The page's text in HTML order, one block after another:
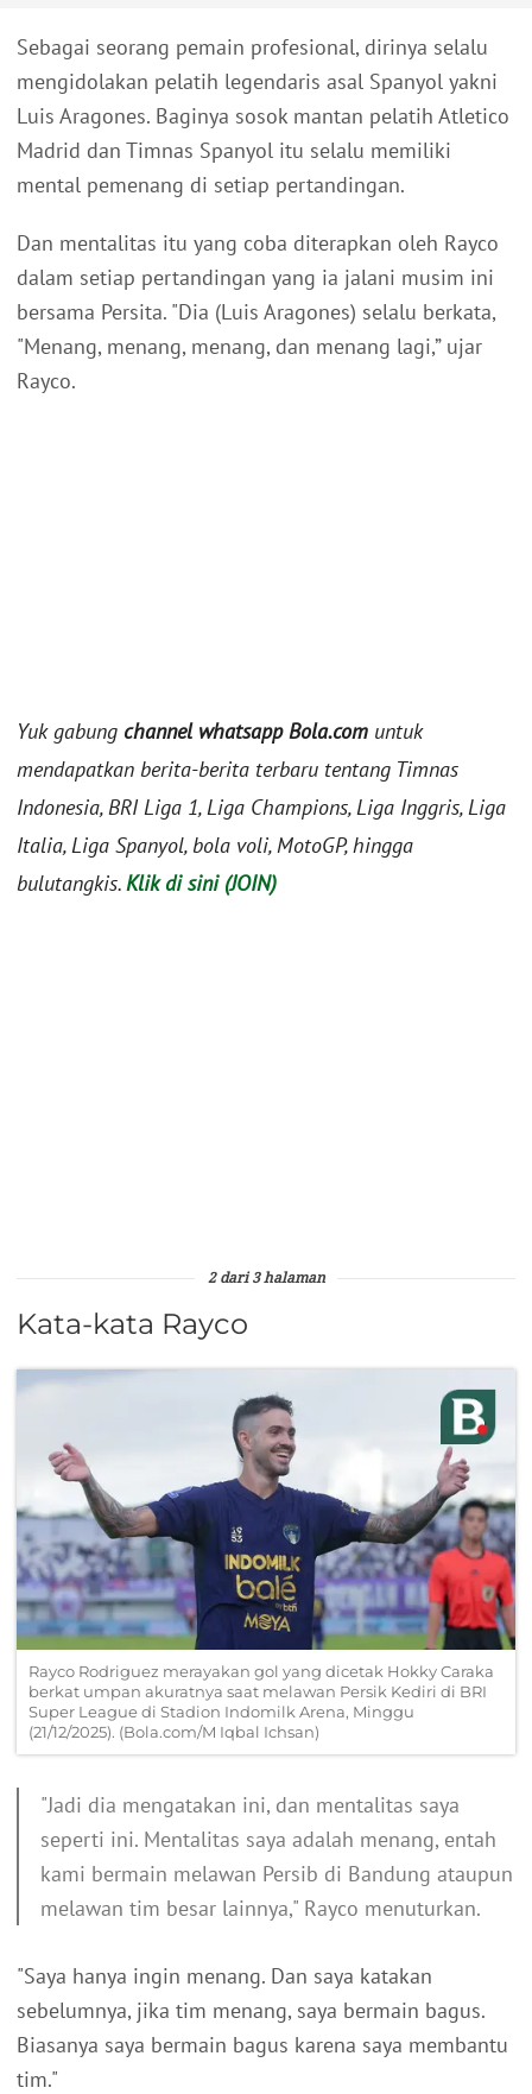
Sebagai seorang pemain profesional, dirinya selalu
mengidolakan pelatih legendaris asal Spanyol yakni
Luis Aragones. Baginya sosok mantan pelatih Atletico
Madrid dan Timnas Spanyol itu selalu memiliki
mental pemenang di setiap pertandingan.
Dan mentalitas itu yang coba diterapkan oleh Rayco
dalam setiap pertandingan yang ia jalani musim ini
bersama Persita. "Dia (Luis Aragones) selalu berkata,
"Menang, menang, menang, dan menang lagi,” ujar
Rayco.
Yuk gabung channel whatsapp Bola.com untuk
mendapatkan berita-berita terbaru tentang Timnas
Indonesia, BRI Liga 1, Liga Champions, Liga Inggris, Liga
Italia, Liga Spanyol, bola voli, MotoGP, hingga
bulutangkis.Klik di sini (JOIN)
2 dari 3 halaman
Kata-kata Rayco
Rayco Rodriguez merayakan gol yang dicetak Hokky Caraka
berkat umpan akuratnya saat melawan Persik Kediri di BRI
Super League di Stadion Indomilk Arena, Minggu
(21/12/2025). (Bola.com/M Iqbal Ichsan)
"Jadi dia mengatakan ini, dan mentalitas saya
seperti ini. Mentalitas saya adalah menang, entah
kami bermain melawan Persib di Bandung ataupun
melawan tim besar lainnya," Rayco menuturkan.
"Saya hanya ingin menang. Dan saya katakan
sebelumnya, jika tim menang, saya bermain bagus.
Biasanya saya bermain bagus karena saya membantu
tim."